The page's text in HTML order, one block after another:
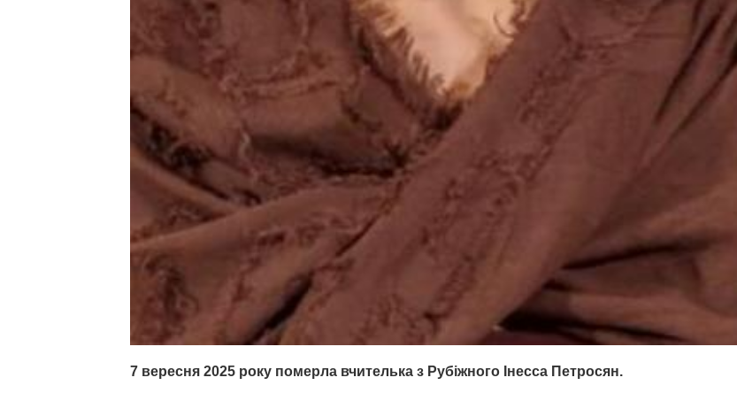
7 вересня 2025 року померла вчителька з Рубіжного Інесса Петросян.